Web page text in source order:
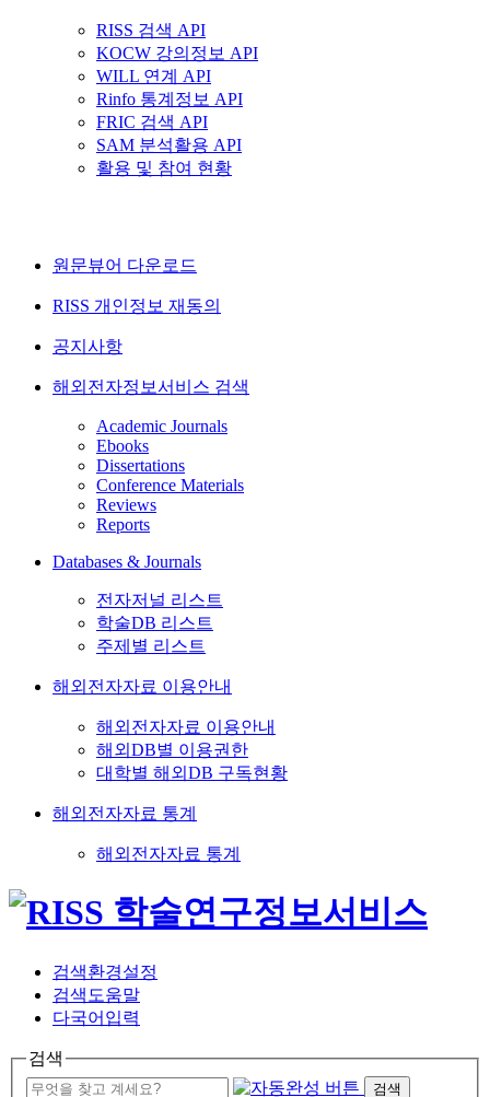
RISS 검색 API
KOCW 강의정보 API
WILL 연계 API
Rinfo 통계정보 API
FRIC 검색 API
SAM 분석활용 API
활용 및 참여 현황
원문뷰어 다운로드
RISS 개인정보 재동의
공지사항
해외전자정보서비스 검색
Academic Journals
Ebooks
Dissertations
Conference Materials
Reviews
Reports
Databases & Journals
전자저널 리스트
학술DB 리스트
주제별 리스트
해외전자자료 이용안내
해외전자자료 이용안내
해외DB별 이용권한
대학별 해외DB 구독현황
해외전자자료 통계
해외전자자료 통계
검색환경설정
검색도움말
다국어입력
검색
검색